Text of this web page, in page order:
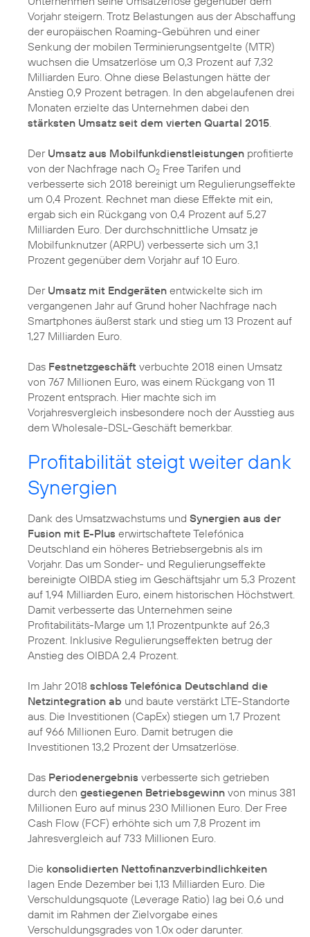
Vorjahr steigern. Trotz Belastungen aus der Abschaffung
der europäischen Roaming-Gebühren und einer
Senkung der mobilen Terminierungsentgelte (MTR)
wuchsen die Umsatzerlöse um 0,3 Prozent auf 7,32
Milliarden Euro. Ohne diese Belastungen hätte der
Anstieg 0,9 Prozent betragen. In den abgelaufenen drei
Monaten erzielte das Unternehmen dabei den
stärksten Umsatz seit dem vierten Quartal 2015
Der Umsatz aus Mobilfunkdienstleistungen profitierte
von der Nachfrage nach O2 Free Tarifen und
verbesserte sich 2018 bereinigt um Regulierungseffekte
um 0,4 Prozent. Rechnet man diese Effekte mit ein,
ergab sich ein Rückgang von 0,4 Prozent auf 5,27
Milliarden Euro. Der durchschnittliche Umsatz je
Mobilfunknutzer (ARPU) verbesserte sich um 3,1
Prozent gegenüber dem Vorjahr auf 10 Euro.
Der Umsatz mit Endgeräten entwickelte sich im
vergangenen Jahr auf Grund hoher Nachfrage nach
Smartphones äußerst stark und stieg um 13 Prozent auf
1,27 Milliarden Euro.
Das Festnetzgeschäft verbuchte 2018 einen Umsatz
von 767 Millionen Euro, was einem Rückgang von 11
Prozent entsprach. Hier machte sich im
Vorjahresvergleich insbesondere noch der Ausstieg aus
dem Wholesale-DSL-Geschäft bemerkbar.
Profitabilität steigt weiter dank
Synergien
Dank des Umsatzwachstums und Synergien aus der
Fusion mit E-Plus erwirtschaftete Telefónica
Deutschland ein höheres Betriebsergebnis als im
Vorjahr. Das um Sonder- und Regulierungseffekte
bereinigte OIBDA stieg im Geschäftsjahr um 5,3 Prozent
auf 1,94 Milliarden Euro, einem historischen Höchstwert.
Damit verbesserte das Unternehmen seine
Profitabilitäts-Marge um 1,1 Prozentpunkte auf 26,3
Prozent. Inklusive Regulierungseffekten betrug der
Anstieg des OIBDA 2,4 Prozent.
Im Jahr 2018 schloss Telefónica Deutschland die
Netzintegration ab und baute verstärkt LTE-Standorte
aus. Die Investitionen (CapEx) stiegen um 1,7 Prozent
auf 966 Millionen Euro. Damit betrugen die
Investitionen 13,2 Prozent der Umsatzerlöse.
Das Periodenergebnis verbesserte sich getrieben
durch den gestiegenen Betriebsgewinn von minus 381
Millionen Euro auf minus 230 Millionen Euro. Der Free
Cash Flow (FCF) erhöhte sich um 7,8 Prozent im
Jahresvergleich auf 733 Millionen Euro.
Die konsolidierten Nettofinanzverbindlichkeiten
lagen Ende Dezember bei 1,13 Milliarden Euro. Die
Verschuldungsquote (Leverage Ratio) lag bei 0,6 und
damit im Rahmen der Zielvorgabe eines
Verschuldungsgrades von 1.0x oder darunter.